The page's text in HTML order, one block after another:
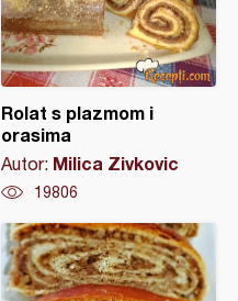
Rolat s plazmom i
orasima
Autor: Milica Zivkovic
19806